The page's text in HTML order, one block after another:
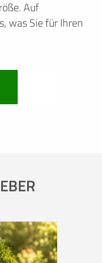
Auf
was Sie für Ihren